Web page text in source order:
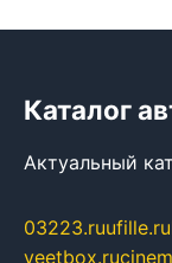
Каталог
Актуальный
03223.ruufille.ru
veetbox.ru